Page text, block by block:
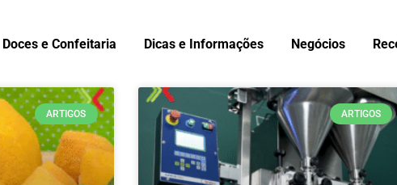
Doces e Confeitaria Dicas e Informações Negócios
ARTIGOS ARTIGOS